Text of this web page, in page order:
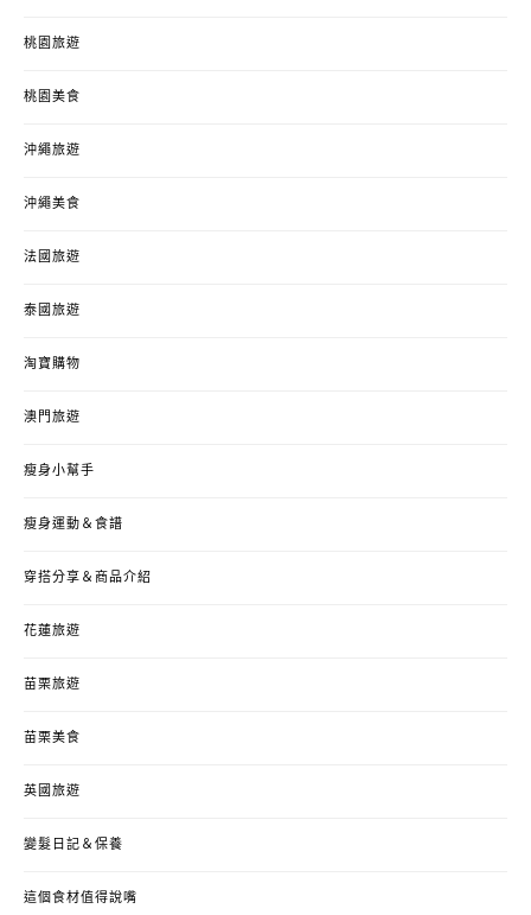
桃園旅遊
桃園美食
沖繩旅遊
沖繩美食
法國旅遊
泰國旅遊
淘寶購物
澳門旅遊
瘦身小幫手
瘦身運動＆食譜
穿搭分享＆商品介紹
花蓮旅遊
苗栗旅遊
苗栗美食
英國旅遊
變髮日記＆保養
這個食材值得說嘴